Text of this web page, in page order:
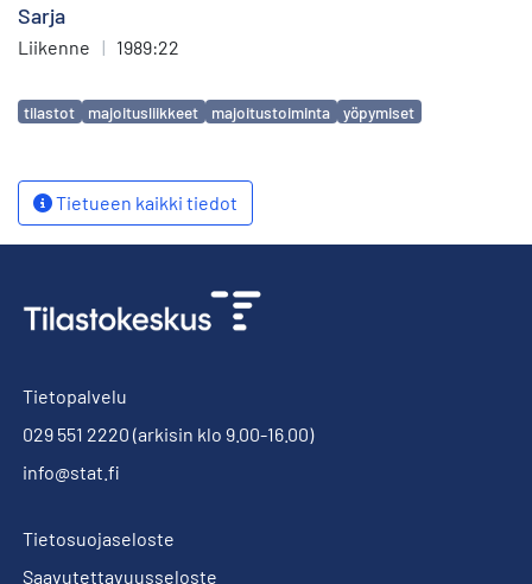
Sarja
Liikenne | 1989:22
Avainsanat
tilastot majoitusliikkeet majoitustoiminta yöpymiset
Tietueen kaikki tiedot
Tietopalvelu
029 551 2220 (arkisin klo 9.00-16.00)
info@stat.fi
Tietosuojaseloste
Saavutettavuusseloste